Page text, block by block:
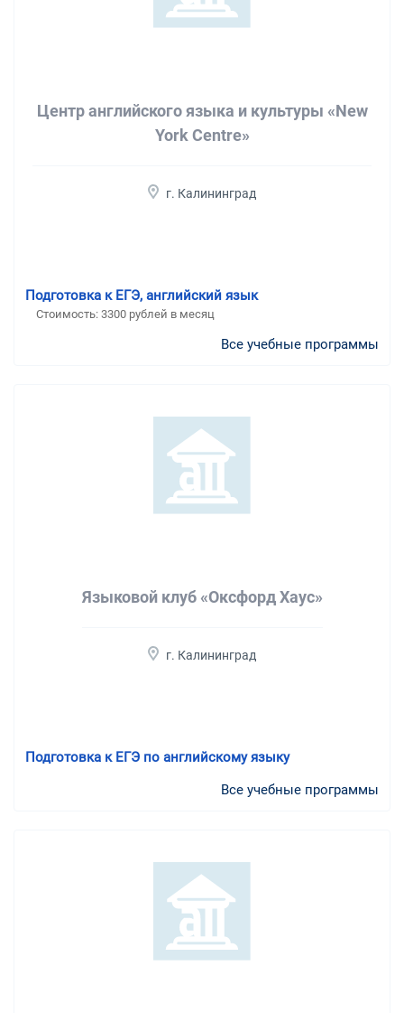
Центр английского языка и культуры «New
York Centre»
г. Калининград
Подготовка к ЕГЭ, английский язык
Стоимость: 3300 рублей в месяц
Все учебные программы
Языковой клуб «Оксфорд Хаус»
г. Калининград
Подготовка к ЕГЭ по английскому языку
Все учебные программы